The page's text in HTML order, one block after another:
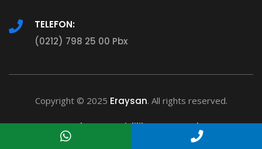
TELEFON:
(0212) 798 25 00 Pbx
Copyright © 2025 Eraysan. All rights reserved.
Şartlar Gizlilik Destek